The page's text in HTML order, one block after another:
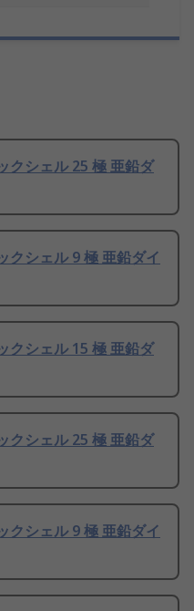
シェル 25 極 亜鉛ダ
シェル 9 極 亜鉛ダイ
シェル 15 極 亜鉛ダ
シェル 25 極 亜鉛ダ
シェル 9 極 亜鉛ダイ